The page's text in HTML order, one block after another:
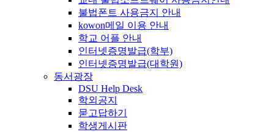
불법폰트 사용금지 안내
kowon메일 이용 안내
학교 어플 안내
인터넷증명발급(학부)
인터넷증명발급(대학원)
동서광장
DSU Help Desk
학외공지
묻고답하기
학생게시판